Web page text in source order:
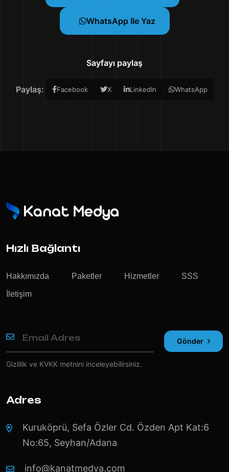
WhatsApp Ile Yaz
Sayfayı paylaş
Paylaş: Facebook X LinkedIn WhatsApp
Hızlı Bağlantı
Hakkımızda Paketler Hizmetler SSS
İletişim
Gönder
Gizlilik ve KVKK metnini inceleyebilirsiniz.
Adres
Kuruköprü, Sefa Özler Cd. Özden Apt Kat:6
No:65, Seyhan/Adana
info@kanatmedya.com